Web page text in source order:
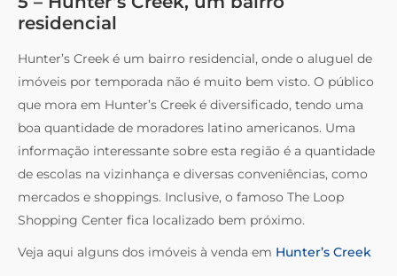
residencial
Hunter’s Creek é um bairro residencial, onde o aluguel de
imóveis por temporada não é muito bem visto. O público
que mora em Hunter’s Creek é diversificado, tendo uma
boa quantidade de moradores latino americanos. Uma
informação interessante sobre esta região é a quantidade
de escolas na vizinhança e diversas conveniências, como
mercados e shoppings. Inclusive, o famoso The Loop
Shopping Center fica localizado bem próximo.
Veja aqui alguns dos imóveis à venda em Hunter’s Creek